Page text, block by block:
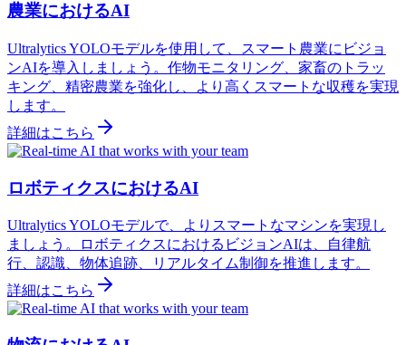
農業におけるAI
Ultralytics YOLOモデルを使用して、スマート農業にビジョ
ンAIを導入しましょう。作物モニタリング、家畜のトラッ
キング、精密農業を強化し、より高くスマートな収穫を実現
します。
詳細はこちら
ロボティクスにおけるAI
Ultralytics YOLOモデルで、よりスマートなマシンを実現し
ましょう。ロボティクスにおけるビジョンAIは、自律航
行、認識、物体追跡、リアルタイム制御を推進します。
詳細はこちら